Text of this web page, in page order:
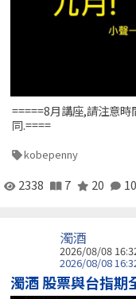
=====8月講座,請注意
同.====
kobepenny
2338 7 20 10
濁酒
2026/08/08
2026/08/08
濁酒 股票與台指期